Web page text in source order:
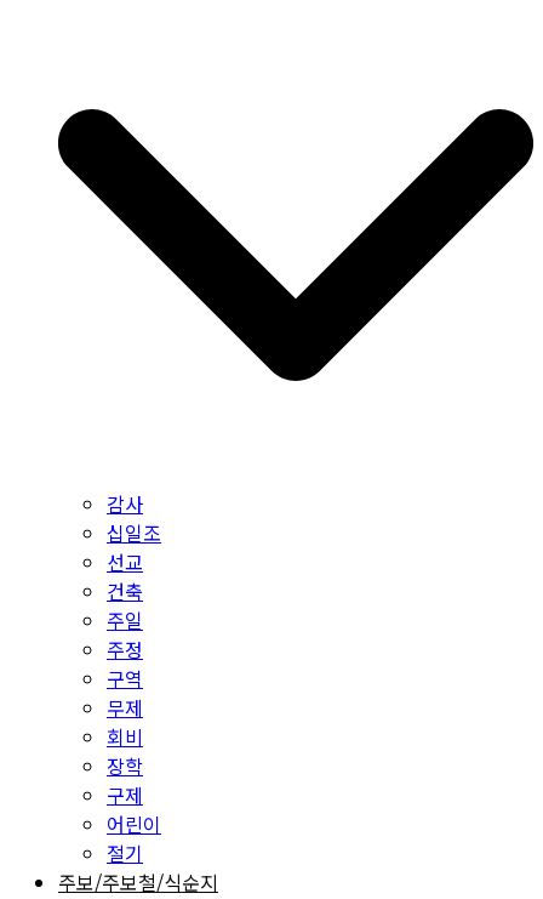
감사
십일조
선교
건축
주일
주정
구역
무제
회비
장학
구제
어린이
절기
주보/주보철/식순지